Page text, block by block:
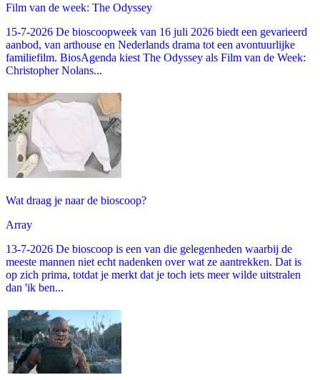
Film van de week: The Odyssey
15-7-2026 De bioscoopweek van 16 juli 2026 biedt een gevarieerd
aanbod, van arthouse en Nederlands drama tot een avontuurlijke
familiefilm. BiosAgenda kiest The Odyssey als Film van de Week:
Christopher Nolans...
Wat draag je naar de bioscoop?
Array
13-7-2026 De bioscoop is een van die gelegenheden waarbij de
meeste mannen niet echt nadenken over wat ze aantrekken. Dat is
op zich prima, totdat je merkt dat je toch iets meer wilde uitstralen
dan 'ik ben...